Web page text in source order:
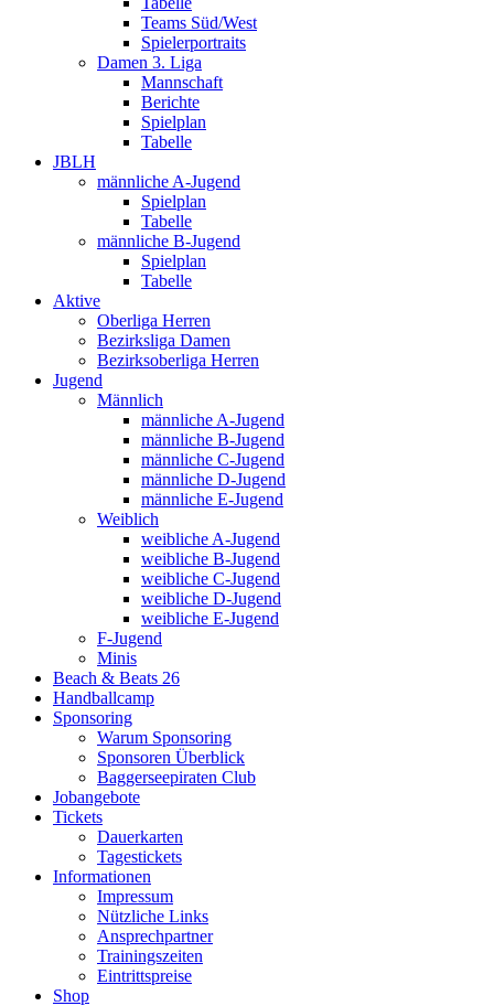
Teams Süd/West
Spielerportraits
Damen 3. Liga
Mannschaft
Berichte
Spielplan
Tabelle
JBLH
männliche A-Jugend
Spielplan
Tabelle
männliche B-Jugend
Spielplan
Tabelle
Aktive
Oberliga Herren
Bezirksliga Damen
Bezirksoberliga Herren
Jugend
Männlich
männliche A-Jugend
männliche B-Jugend
männliche C-Jugend
männliche D-Jugend
männliche E-Jugend
Weiblich
weibliche A-Jugend
weibliche B-Jugend
weibliche C-Jugend
weibliche D-Jugend
weibliche E-Jugend
F-Jugend
Minis
Beach & Beats 26
Handballcamp
Sponsoring
Warum Sponsoring
Sponsoren Überblick
Baggerseepiraten Club
Jobangebote
Tickets
Dauerkarten
Tagestickets
Informationen
Impressum
Nützliche Links
Ansprechpartner
Trainingszeiten
Eintrittspreise
Shop